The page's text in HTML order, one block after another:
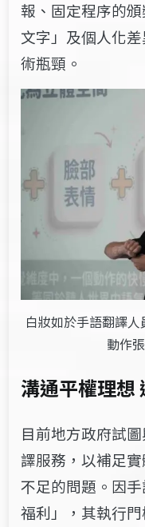
報、固定程序的
文字」及個人化
術瓶頸。
白妝如於手語翻譯
動作
溝通平權理想
目前地方政府試
譯服務，以補足
不足的問題。因
福利」，其執行